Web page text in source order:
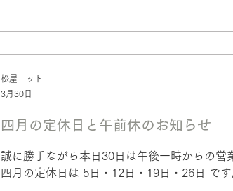
四月の定休日と午前休のお知らせ
誠に勝手ながら本日30日は午後一時からの営
四月の定休日は 5日・12日・19日・26日 で
松屋ニット
3月30日